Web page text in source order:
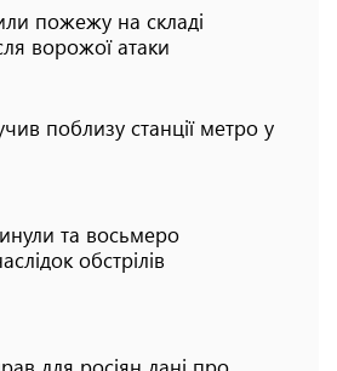
пожежу на складі
ворожої атаки
поблизу станції метро у
та восьмеро
обстрілів